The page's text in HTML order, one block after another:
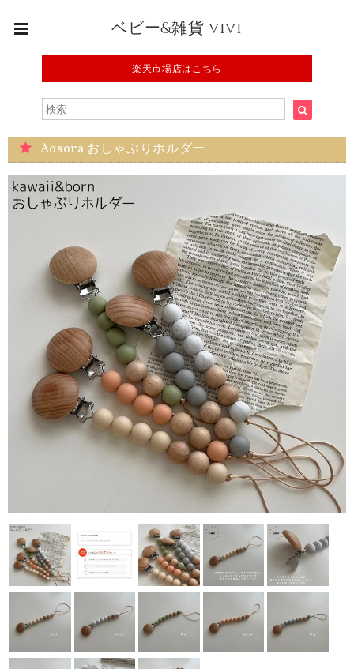
ベビー&雑貨 vivi
楽天市場店はこちら
Aosora おしゃぶりホルダー